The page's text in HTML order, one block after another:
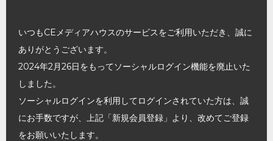
いつもCEメディアハウスのサービスをご利用いただき、誠に
ありがとうございます。
2024年2月26日をもってソーシャルログイン機能を廃止いた
しました。
ソーシャルログインを利用してログインされていた方は、誠
にお手数ですが、上記「新規会員登録」より、改めてご登録
をお願いいたします。